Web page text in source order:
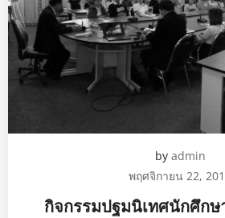
by admin
พฤศจิกายน 22,
กิจกรรมปฐมนิเทศนักศึกษ